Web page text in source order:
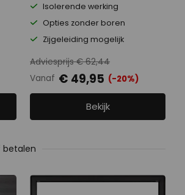
Isolerende werking
Opties zonder boren
Zijgeleiding mogelijk
Adviesprijs € 62,44
Vanaf € 49,95 (-20%)
Bekijk
betalen